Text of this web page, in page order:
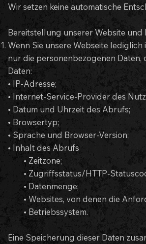
Wir setzen keine automatische
Bereitstellung unserer Website
Wenn Sie unsere Webseite
nur die personenbezogenen
Daten:
• IP-Adresse;
• Internet-Service-Provider des
• Datum und Uhrzeit des Abrufs;
• Browsertyp;
• Sprache und Browser-Version;
• Inhalt des Abrufs
• Zeitzone;
• Zugriffsstatus/HTTP-
• Datenmenge;
• Websites, von denen die
• Betriebssystem.
Eine Speicherung dieser Daten